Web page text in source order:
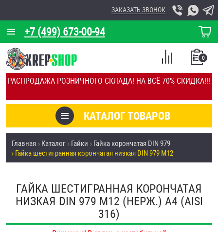
РАСПРОДАЖА РОЗНИЧНОГО СКЛАДА! НА ВСЁ 70% СКИДКА!!!
+7 (499) 673-00-94
ЗАКАЗАТЬ ЗВОНОК
КОРЗИНА
О КОМПАНИИ
КАЛЬКУЛЯТОР
ОТЗЫВЫ
УСЛУГИ
СКИДКИ
ОПТ
ПОКУПАТЕЛЯМ
КАТАЛОГ ТОВАРОВ
0
СПИСОК
СРАВНЕНИЕ
Товары со скидкой
Анкеры
Антивандальный крепёж, инструмент
Главная Каталог Гайки
Гайка корончатая DIN 979
Гайка шестигранная корончатая низкая DIN 979 М12
ГАЙКА ШЕСТИГРАННАЯ КОРОНЧАТАЯ
НИЗКАЯ DIN 979 М12 (НЕРЖ.) A4 (AISI
316)